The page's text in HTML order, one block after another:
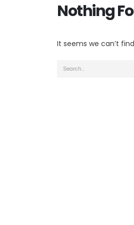
Nothing
It seems we can’t